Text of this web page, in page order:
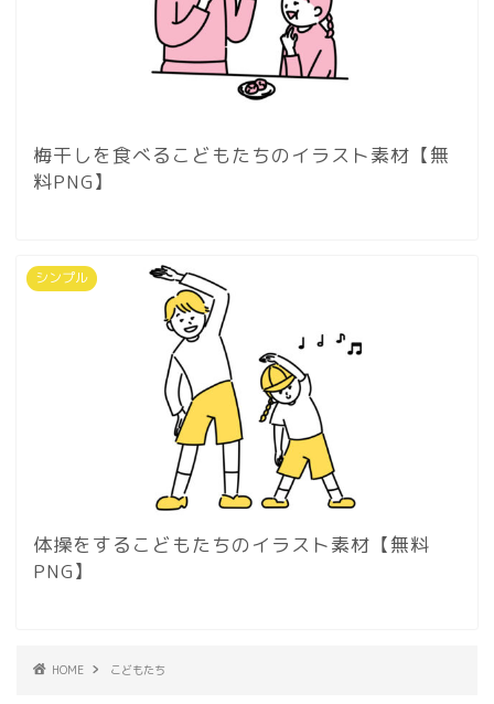
梅干しを食べるこどもたちのイラスト素材【無
料PNG】
シンプル
体操をするこどもたちのイラスト素材【無料
PNG】
HOME こどもたち